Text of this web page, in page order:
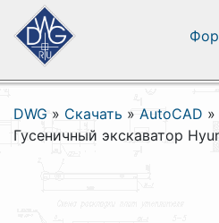
DWG » Скачать » AutoCAD »
Гусеничный экскаватор